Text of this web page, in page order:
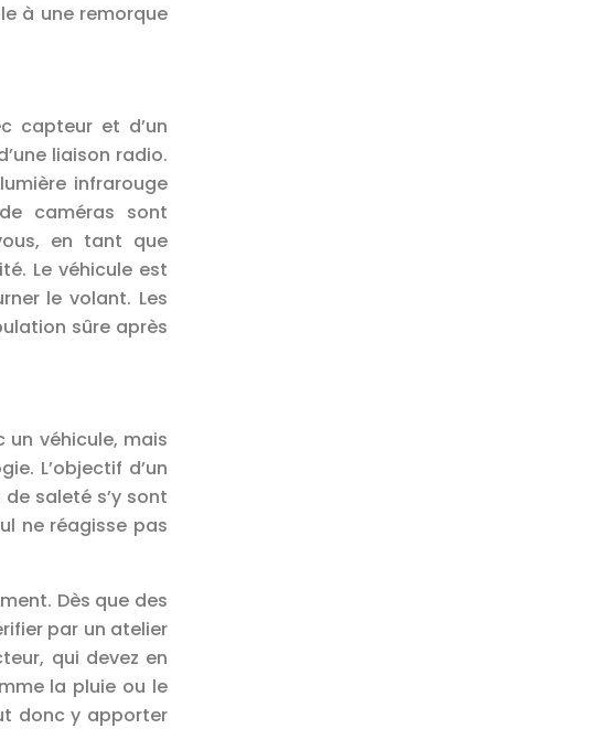
à une remorque
capteur et d’un
liaison radio.
infrarouge
caméras sont
en tant que
Le véhicule est
le volant. Les
sûre après
véhicule, mais
L’objectif d’un
saleté s’y sont
ne réagisse pas
Dès que des
par un atelier
qui devez en
la pluie ou le
donc y apporter